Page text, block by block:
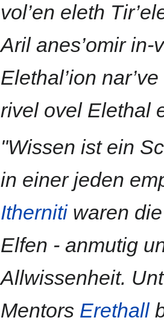
vol’en eleth
Aril anes’omir in-
Elethal’ion
rivel ovel Elethal
"Wissen ist ein
in einer jeden
Ithernitiwaren die
Elfen - anmutig
Allwissenheit.
Mentors Erethall